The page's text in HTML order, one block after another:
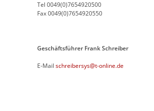
Tel 0049(0)7654920500
Fax 0049(0)7654920550
Geschäftsführer Frank Schreiber
E-Mail schreibersys@t-online.de